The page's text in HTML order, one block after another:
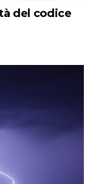
del codice